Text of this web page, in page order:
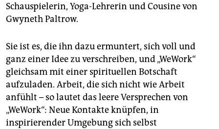
Schauspielerin, Yoga-Lehrerin und Cousine von
Gwyneth Paltrow.
Sie ist es, die ihn dazu ermuntert, sich voll und
ganz einer Idee zu verschreiben, und „WeWork“
gleichsam mit einer spirituellen Botschaft
aufzuladen. Arbeit, die sich nicht wie Arbeit
anfühlt – so lautet das leere Versprechen von
„WeWork“: Neue Kontakte knüpfen, in
inspirierender Umgebung sich selbst